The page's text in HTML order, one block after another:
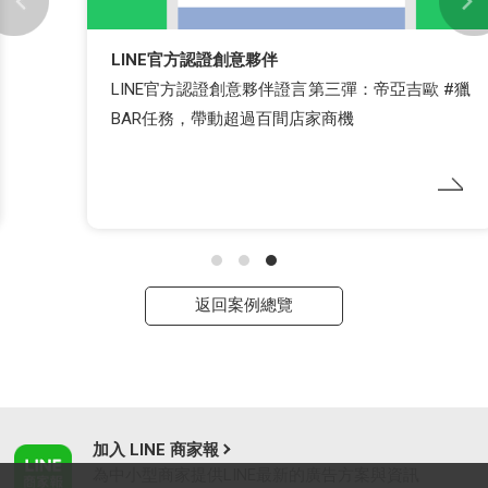
LINE官方認證創意夥伴
LINE官方認證創意夥伴證言第三彈：帝亞吉歐 #獵
BAR任務，帶動超過百間店家商機
返回案例總覽
加入 LINE 商家報